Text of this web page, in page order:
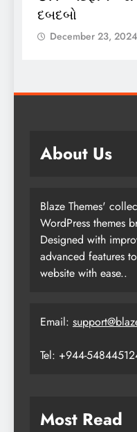
લોન્ચિંગ
December 23, 2024
About Us
Blaze Themes'
WordPress themes
Designed with
advanced features
website with ease..
Email:
Tel: +944-
Most Read